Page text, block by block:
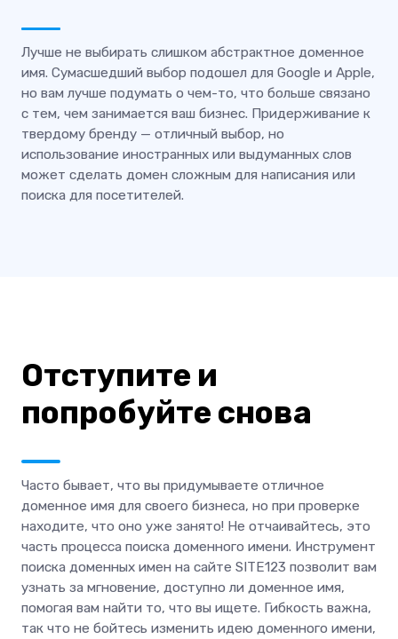
Лучше не выбирать слишком абстрактное доменное
имя. Сумасшедший выбор подошел для Google и Apple,
но вам лучше подумать о чем-то, что больше связано
с тем, чем занимается ваш бизнес. Придерживание к
твердому бренду — отличный выбор, но
использование иностранных или выдуманных слов
может сделать домен сложным для написания или
поиска для посетителей.
Отступите и
попробуйте снова
Часто бывает, что вы придумываете отличное
доменное имя для своего бизнеса, но при проверке
находите, что оно уже занято! Не отчаивайтесь, это
часть процесса поиска доменного имени. Инструмент
поиска доменных имен на сайте SITE123 позволит вам
узнать за мгновение, доступно ли доменное имя,
помогая вам найти то, что вы ищете. Гибкость важна,
так что не бойтесь изменить идею доменного имени,